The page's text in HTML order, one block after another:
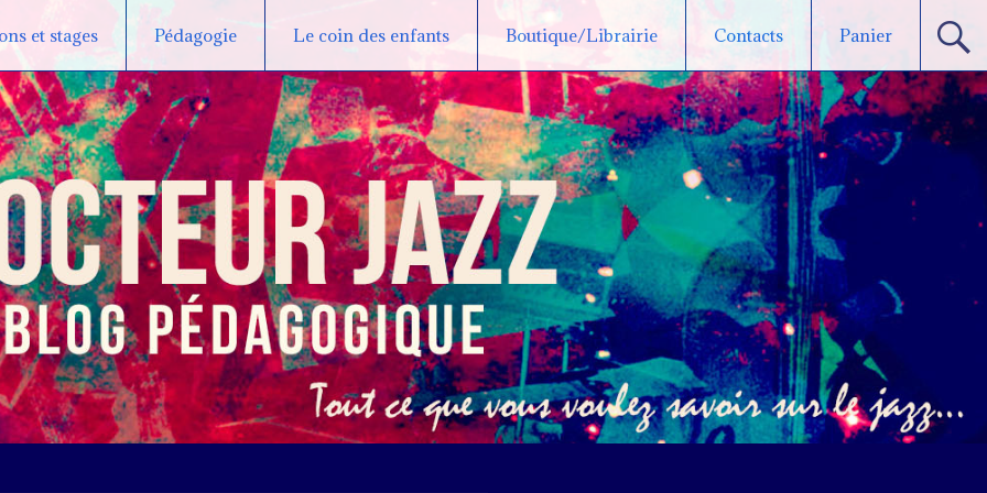
et stages Pédagogie Le coin des enfants Boutique/Librairie Contacts Panier